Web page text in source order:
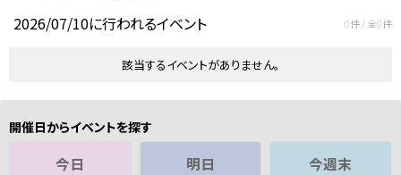
2026/07/10に行われるイベント 0件 / 全0件
該当するイベントがありません。
開催日からイベントを探す
今日 明日 今週末